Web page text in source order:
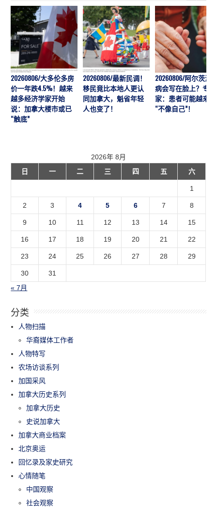
20260806/大多伦多房
价一年跌4.5%！越来
越多经济学家开始
说：加拿大楼市或已
“触底”
20260806/最新民调！
移民竟比本地人更认
同加拿大，魁省年轻
人也变了！
20260806/阿尔茨海
病会写在脸上？专
家：患者可能越来越
“不像自己”！
2026年 8月
日
一 二 三 四 五 六
1
2 3 4 5 6 7 8
9 10 11 12 13 14 15
16 17 18 19 20 21 22
23 24 25 26 27 28 29
30
31
« 7月
分类
人物扫描
华裔媒体工作者
人物特写
农场访谈系列
加国采风
加拿大历史系列
加拿大历史
史说加拿大
加拿大商业档案
北京奥运
回忆录及家史研究
心情随笔
中国观察
社会观察